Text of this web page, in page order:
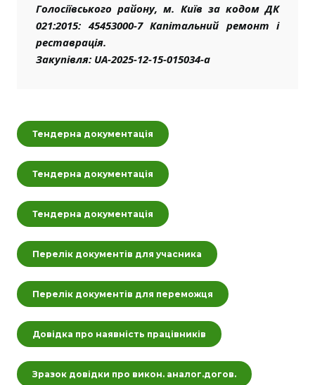
Голосіївського району, м. Київ за кодом ДК
021:2015: 45453000-7 Капітальний ремонт і
реставрація.
Закупівля: UA-2025-12-15-015034-a
Тендерна документація
Тендерна документація
Тендерна документація
Перелік документів для учасника
Перелік документів для переможця
Довідка про наявність працівників
Зразок довідки про викон. аналог.догов.